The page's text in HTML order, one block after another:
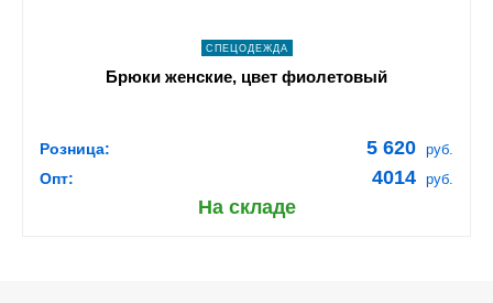
СПЕЦОДЕЖДА
Брюки женские, цвет фиолетовый
Розница: 5 620 руб.
Опт: 4014 руб.
На складе